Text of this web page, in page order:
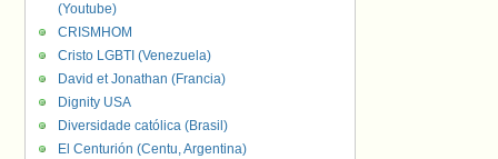
(Youtube)
CRISMHOM
Cristo LGBTI (Venezuela)
David et Jonathan (Francia)
Dignity USA
Diversidade católica (Brasil)
El Centurión (Centu, Argentina)